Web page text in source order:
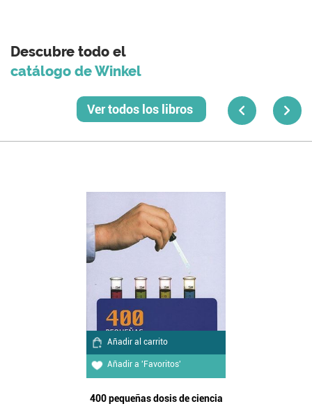
Descubre todo el
catálogo de Winkel
Ver todos los libros
Añadir al carrito
Añadir a 'Favoritos'
400 pequeñas dosis de ciencia